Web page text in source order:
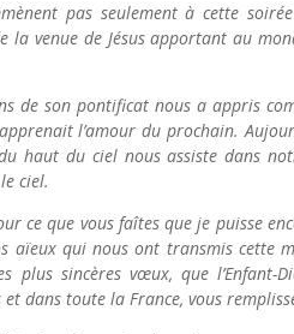
pas seulement à cette
la venue de Jésus apportant au
de son pontificat nous a appris
l’amour du prochain.
haut du ciel nous assiste dans
ciel.
ce que vous faîtes que je puisse
aïeux qui nous ont transmis cette
plus sincères vœux, que l’Enfant-
dans toute la France, vous